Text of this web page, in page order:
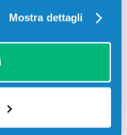
Mostra dettagli